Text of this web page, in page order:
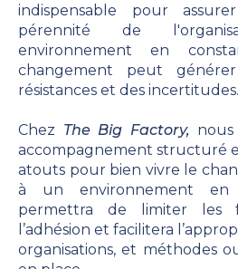
indispensable pour
pérennité de
environnement en
changement peut
résistances et des incertitudes.
Chez The Big Factory,
accompagnement structuré
atouts pour bien vivre le
à un environnement en
permettra de limiter les
l’adhésion et facilitera
organisations, et méthodes